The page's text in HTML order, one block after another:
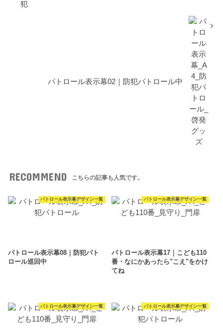
パトロール表示幕02｜防犯パトロール中
RECOMMEND こちらの記事も人気です。
パトロール表示幕デザイン一覧
パトロール表示幕08｜防犯パト
ロール巡回中
パトロール表示幕デザイン一覧
パトロール表示幕17｜こども110
番・なにかあったら"こえ"をかけ
てね
パトロール表示幕デザイン一覧 パトロール表示幕デザイン一覧